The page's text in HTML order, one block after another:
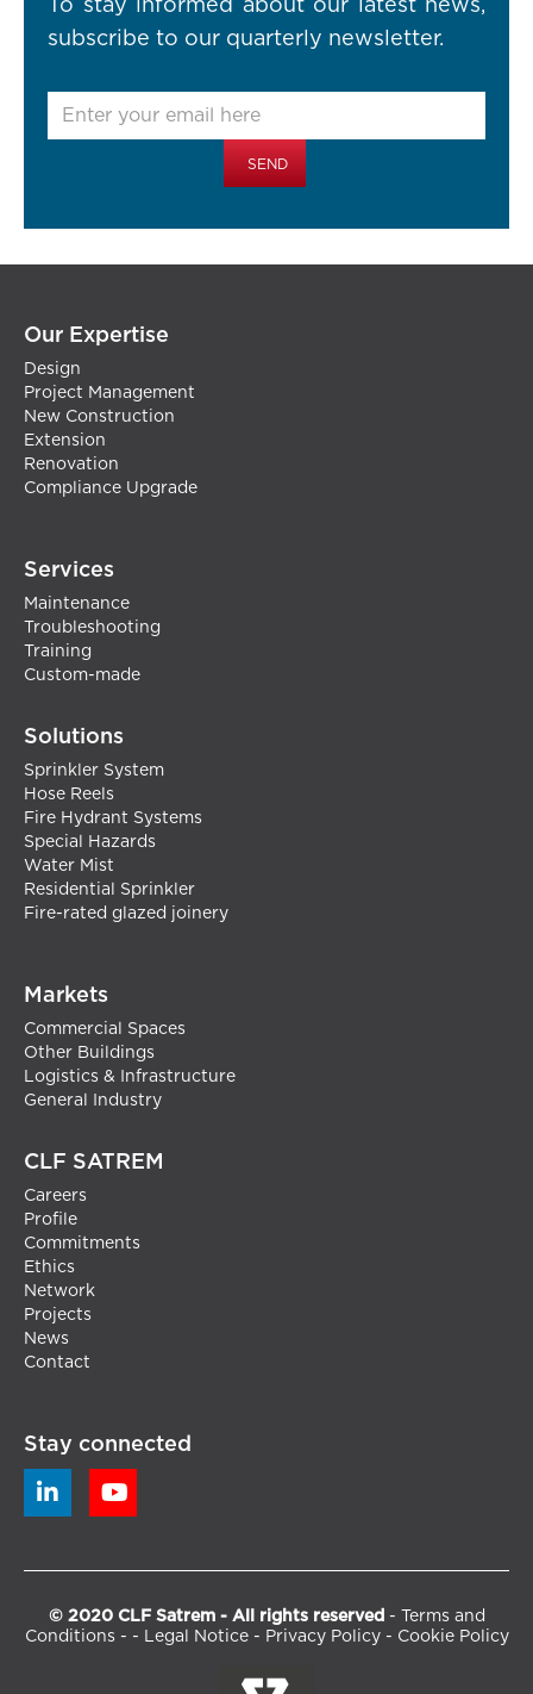
To stay informed about our latest news,
subscribe to our quarterly newsletter.
Our Expertise
Design
Project Management
New Construction
Extension
Renovation
Compliance Upgrade
Services
Maintenance
Troubleshooting
Training
Custom-made
Solutions
Sprinkler System
Hose Reels
Fire Hydrant Systems
Special Hazards
Water Mist
Residential Sprinkler
Fire-rated glazed joinery
Markets
Commercial Spaces
Other Buildings
Logistics & Infrastructure
General Industry
CLF SATREM
Careers
Profile
Commitments
Ethics
Network
Projects
News
Contact
Stay connected
 
© 2020 CLF Satrem - All rights reserved -
Terms and
Conditions - - Legal Notice- Privacy Policy- Cookie Policy